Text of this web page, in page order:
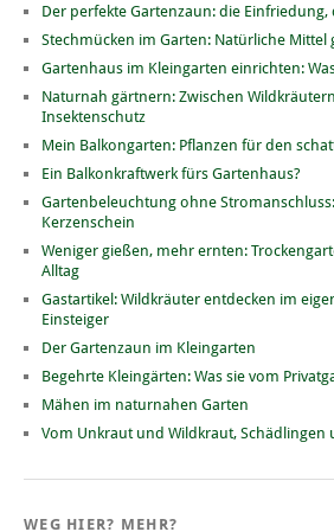
Der perfekte Gartenzaun: die
Stechmücken im Garten: Natürliche Mittel
Gartenhaus im Kleingarten einrichten:
Naturnah gärtnern: Zwischen
Insektenschutz
Mein Balkongarten: Pflanzen für den
Ein Balkonkraftwerk fürs Gartenhaus?
Gartenbeleuchtung ohne
Kerzenschein
Weniger gießen, mehr ernten:
Alltag
Gastartikel: Wildkräuter entdecken im
Einsteiger
Der Gartenzaun im Kleingarten
Begehrte Kleingärten: Was sie vom
Mähen im naturnahen Garten
Vom Unkraut und Wildkraut, Schädlingen
WEG HIER? MEHR?